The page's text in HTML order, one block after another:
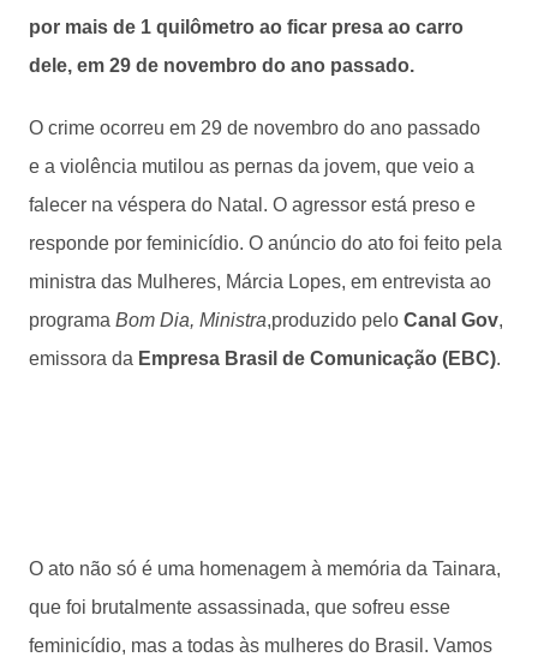
por mais de 1 quilômetro ao ficar presa ao carro
dele, em 29 de novembro do ano passado.
O crime ocorreu em 29 de novembro do ano passado
e a violência mutilou as pernas da jovem, que veio a
falecer na véspera do Natal. O agressor está preso e
responde por feminicídio. O anúncio do ato foi feito pela
ministra das Mulheres, Márcia Lopes, em entrevista ao
programa Bom Dia, Ministra,produzido pelo Canal Gov,
emissora da Empresa Brasil de Comunicação (EBC).
O ato não só é uma homenagem à memória da Tainara,
que foi brutalmente assassinada, que sofreu esse
feminicídio, mas a todas às mulheres do Brasil. Vamos